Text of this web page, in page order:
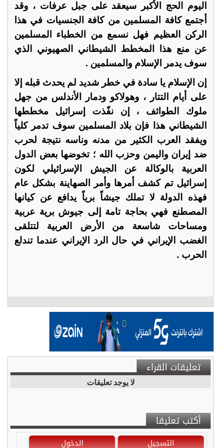
اليوم الحج الأكبر سيعقد على جبل عرفات ، وقد
أجتمع كافة المسلمين من كافة الجنسيات في هذا
الركن العظيم فهل نسمع من الخطباء المسلمين
عن منع هذا المخطط الشيطاني الصهيوني الذي
سوف يدمر الإسلام والمسلمين .
إن الإسلام يا سادة في خطر شديد لم يحدث قبله إلا
على أيام التتار ، وهولاكو ودمار الأندلس من جهل
ملوك الطوائف ، إن نفّذت إسرائيل مخططها
الشيطاني هذا فإن بلاد المسلمين سوف تدمر كلياً
ويفقد العرب الكثير من مدنه وناسه نتيجة لحرب
ضد إيران واليمن وحزب الله ؛ تخوضها بعض الدول
العربية بالوكالة عن الجيش الإسرائيلي لكون
إسرائيل تم كشف أمرها وأمر الصهاينة بشكل عام
فهذه الدولة لا تملك جيشاً برياً يدافع عن كيانها
المصطنع فهي بحاجة تامة إلى جيوش برية عربية
ومساحات شاسعة من الأرض العربية لتتلقى
الغضب الإيراني في حال الرد الإيراني عندما تندلع
الحرب .
تعليقات القراء
لا يوجد تعليقات
أكتب تعليقا
التسجيل الدخول